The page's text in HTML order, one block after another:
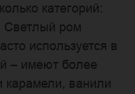
категорий:
Светлый ром
используется в
– имеют более
карамели, ванили